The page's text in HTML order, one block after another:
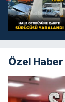
Özel Haber